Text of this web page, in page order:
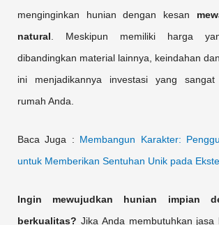
menginginkan hunian dengan kesan
natural . Meskipun memiliki harga
dibandingkan material lainnya, keindahan
ini menjadikannya investasi yang
rumah Anda.
Baca Juga : Membangun Karakter:
untuk Memberikan Sentuhan Unik pada
Ingin mewujudkan hunian impian
berkualitas? Jika Anda membutuhkan